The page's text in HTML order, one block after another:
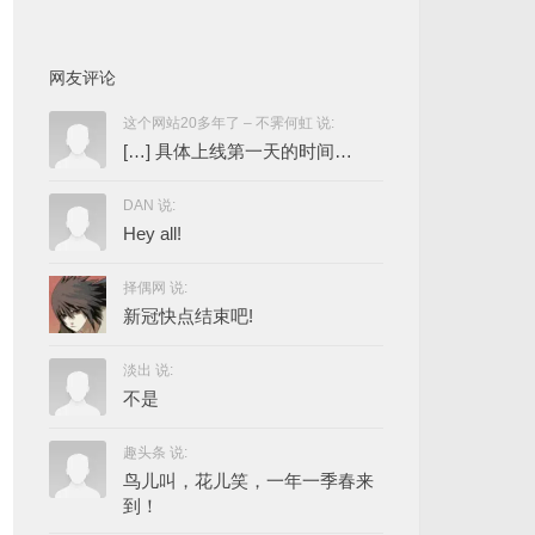
网友评论
这个网站20多年了 – 不霁何虹 说:
[…] 具体上线第一天的时间…
DAN 说:
Hey all!
择偶网 说:
新冠快点结束吧!
淡出 说:
不是
趣头条 说:
鸟儿叫，花儿笑，一年一季春来
到！